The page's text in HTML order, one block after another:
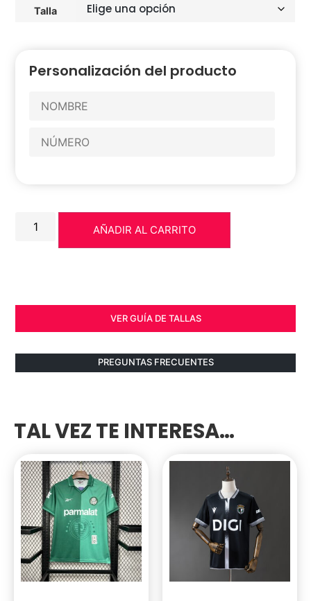
Talla
Personalización del producto
AÑADIR AL CARRITO
VER GUÍA DE TALLAS
PREGUNTAS FRECUENTES
TAL VEZ TE INTERESA…